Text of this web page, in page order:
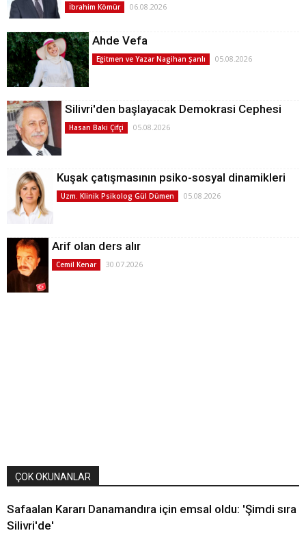
İbrahim Kömür 06.08.2026
Ahde Vefa
Eğitmen ve Yazar Nagihan Şanlı 05.08.2026
Silivri'den başlayacak Demokrasi Cephesi
Hasan Baki Çifçi 05.08.2026
Kuşak çatışmasının psiko-sosyal dinamikleri
Uzm. Klinik Psikolog Gül Dümen 05.08.2026
Arif olan ders alır
Cemil Kenar 30.07.2026
ÇOK OKUNANLAR
Safaalan Kararı Danamandıra için emsal oldu: 'Şimdi sıra
Silivri'de'